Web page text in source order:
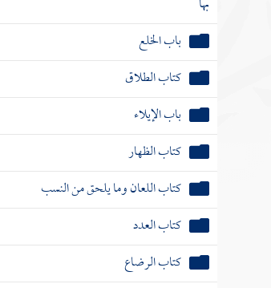
كتاب الطلاق
باب الإيلاء
كتاب الظهار
كتاب اللعان وما يلحق من النسب
كتاب العدد
كتاب الرضاع
كتاب النفقات